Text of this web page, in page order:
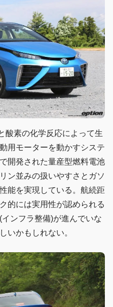
酸素の化学反応によって生
用モーターを動かすシステ
開発された量産型燃料電池
ン並みの扱いやすさとガソ
能を実現している。航続距
的には実用性が認められる
ンフラ整備)が進んでいな
いかもしれない。